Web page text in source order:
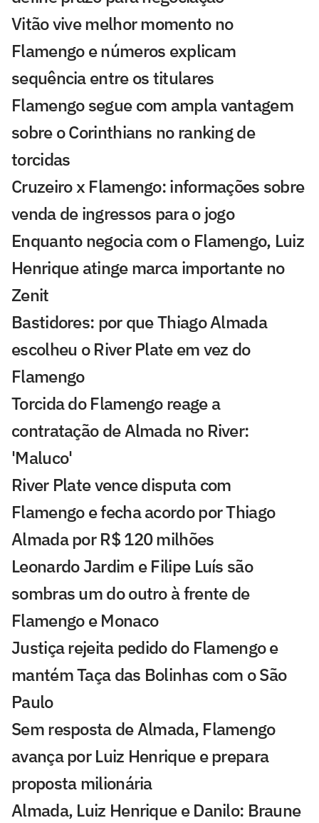
Vitão vive melhor momento no
Flamengo e números explicam
sequência entre os titulares
Flamengo segue com ampla vantagem
sobre o Corinthians no ranking de
torcidas
Cruzeiro x Flamengo: informações sobre
venda de ingressos para o jogo
Enquanto negocia com o Flamengo, Luiz
Henrique atinge marca importante no
Zenit
Bastidores: por que Thiago Almada
escolheu o River Plate em vez do
Flamengo
Torcida do Flamengo reage a
contratação de Almada no River:
'Maluco'
River Plate vence disputa com
Flamengo e fecha acordo por Thiago
Almada por R$ 120 milhões
Leonardo Jardim e Filipe Luís são
sombras um do outro à frente de
Flamengo e Monaco
Justiça rejeita pedido do Flamengo e
mantém Taça das Bolinhas com o São
Paulo
Sem resposta de Almada, Flamengo
avança por Luiz Henrique e prepara
proposta milionária
Almada, Luiz Henrique e Danilo: Braune